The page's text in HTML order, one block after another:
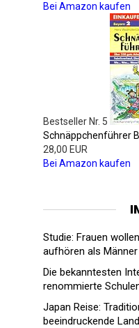
Bei Amazon kaufen
Bestseller Nr. 5
Schnäppchenführer
28,00 EUR
Bei Amazon kaufen
Studie: Frauen
aufhören als Männer
Die bekanntesten
renommierte
Japan Reise:
beeindruckende